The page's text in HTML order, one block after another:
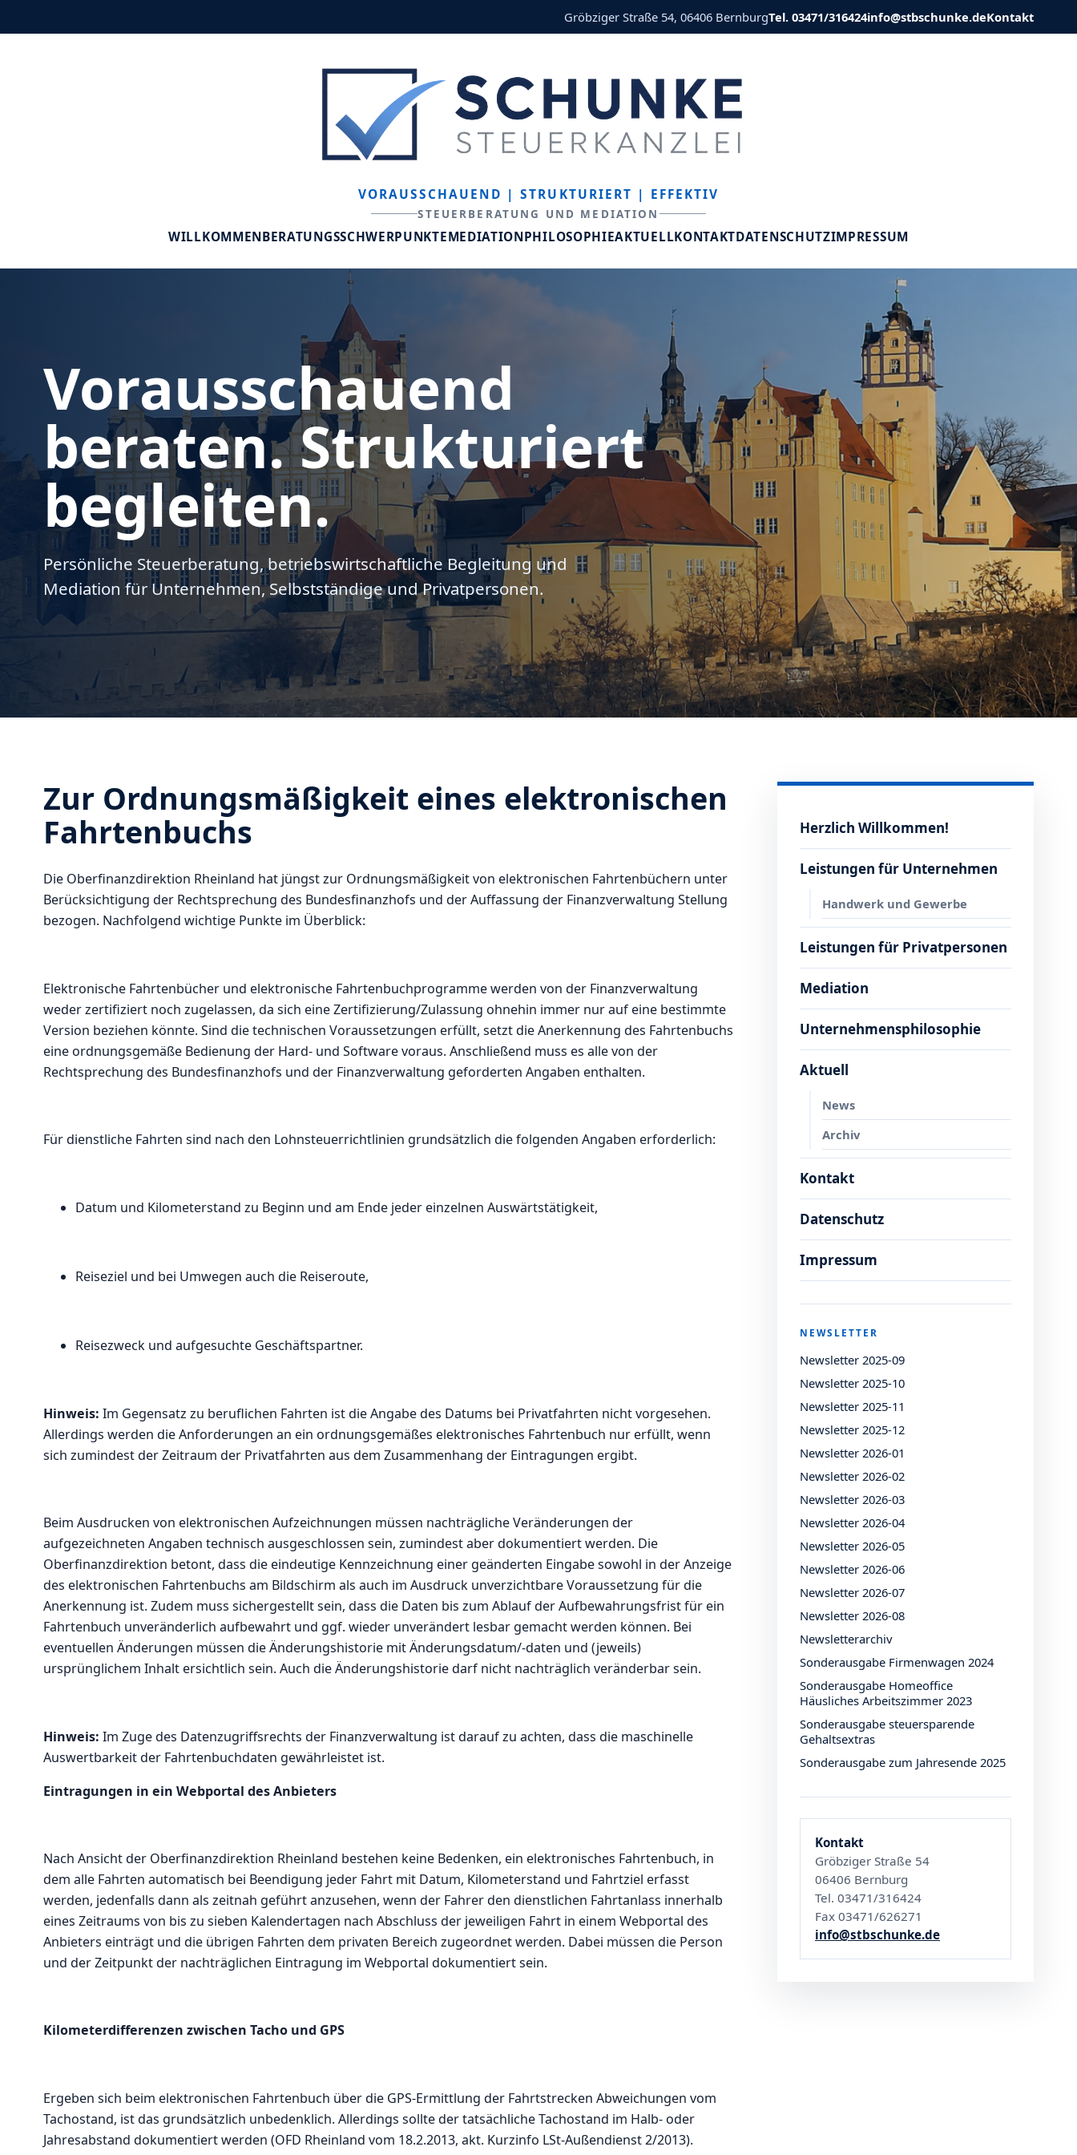
Gröbziger Straße 54, 06406 BernburgTel. 03471/316424info@stbschunke.deKontakt
VORAUSSCHAUEND | STRUKTURIERT | EFFEKTIV
STEUERBERATUNG UND MEDIATION
WILLKOMMENBERATUNGSSCHWERPUNKTEMEDIATIONPHILOSOPHIEAKTUELLKONTAKTDATENSCHUTZIMPRESSUM
Vorausschauend
beraten. Strukturiert
begleiten.
Persönliche Steuerberatung, betriebswirtschaftliche Begleitung und
Mediation für Unternehmen, Selbstständige und Privatpersonen.
Zur Ordnungsmäßigkeit eines elektronischen
Fahrtenbuchs
Die Oberfinanzdirektion Rheinland hat jüngst zur Ordnungsmäßigkeit von elektronischen Fahrtenbüchern unter
Berücksichtigung der Rechtsprechung des Bundesfinanzhofs und der Auffassung der Finanzverwaltung Stellung
bezogen. Nachfolgend wichtige Punkte im Überblick:
Elektronische Fahrtenbücher und elektronische Fahrtenbuchprogramme werden von der Finanzverwaltung
weder zertifiziert noch zugelassen, da sich eine Zertifizierung/Zulassung ohnehin immer nur auf eine bestimmte
Version beziehen könnte. Sind die technischen Voraussetzungen erfüllt, setzt die Anerkennung des Fahrtenbuchs
eine ordnungsgemäße Bedienung der Hard- und Software voraus. Anschließend muss es alle von der
Rechtsprechung des Bundesfinanzhofs und der Finanzverwaltung geforderten Angaben enthalten.
Für dienstliche Fahrten sind nach den Lohnsteuerrichtlinien grundsätzlich die folgenden Angaben erforderlich:
Datum und Kilometerstand zu Beginn und am Ende jeder einzelnen Auswärtstätigkeit,
Reiseziel und bei Umwegen auch die Reiseroute,
Reisezweck und aufgesuchte Geschäftspartner.
Hinweis: Im Gegensatz zu beruflichen Fahrten ist die Angabe des Datums bei Privatfahrten nicht vorgesehen.
Allerdings werden die Anforderungen an ein ordnungsgemäßes elektronisches Fahrtenbuch nur erfüllt, wenn
sich zumindest der Zeitraum der Privatfahrten aus dem Zusammenhang der Eintragungen ergibt.
Beim Ausdrucken von elektronischen Aufzeichnungen müssen nachträgliche Veränderungen der
aufgezeichneten Angaben technisch ausgeschlossen sein, zumindest aber dokumentiert werden. Die
Oberfinanzdirektion betont, dass die eindeutige Kennzeichnung einer geänderten Eingabe sowohl in der Anzeige
des elektronischen Fahrtenbuchs am Bildschirm als auch im Ausdruck unverzichtbare Voraussetzung für die
Anerkennung ist. Zudem muss sichergestellt sein, dass die Daten bis zum Ablauf der Aufbewahrungsfrist für ein
Fahrtenbuch unveränderlich aufbewahrt und ggf. wieder unverändert lesbar gemacht werden können. Bei
eventuellen Änderungen müssen die Änderungshistorie mit Änderungsdatum/-daten und (jeweils)
ursprünglichem Inhalt ersichtlich sein. Auch die Änderungshistorie darf nicht nachträglich veränderbar sein.
Hinweis: Im Zuge des Datenzugriffsrechts der Finanzverwaltung ist darauf zu achten, dass die maschinelle
Auswertbarkeit der Fahrtenbuchdaten gewährleistet ist.
Eintragungen in ein Webportal des Anbieters
Nach Ansicht der Oberfinanzdirektion Rheinland bestehen keine Bedenken, ein elektronisches Fahrtenbuch, in
dem alle Fahrten automatisch bei Beendigung jeder Fahrt mit Datum, Kilometerstand und Fahrtziel erfasst
werden, jedenfalls dann als zeitnah geführt anzusehen, wenn der Fahrer den dienstlichen Fahrtanlass innerhalb
eines Zeitraums von bis zu sieben Kalendertagen nach Abschluss der jeweiligen Fahrt in einem Webportal des
Anbieters einträgt und die übrigen Fahrten dem privaten Bereich zugeordnet werden. Dabei müssen die Person
und der Zeitpunkt der nachträglichen Eintragung im Webportal dokumentiert sein.
Kilometerdifferenzen zwischen Tacho und GPS
Ergeben sich beim elektronischen Fahrtenbuch über die GPS-Ermittlung der Fahrtstrecken Abweichungen vom
Tachostand, ist das grundsätzlich unbedenklich. Allerdings sollte der tatsächliche Tachostand im Halb- oder
Jahresabstand dokumentiert werden (OFD Rheinland vom 18.2.2013, akt. Kurzinfo LSt-Außendienst 2/2013).
Herzlich Willkommen!
Leistungen für Unternehmen
Handwerk und Gewerbe
Leistungen für Privatpersonen
Mediation
Unternehmensphilosophie
Aktuell
News
Archiv
Kontakt
Datenschutz
Impressum
NEWSLETTER
Newsletter 2025-09
Newsletter 2025-10
Newsletter 2025-11
Newsletter 2025-12
Newsletter 2026-01
Newsletter 2026-02
Newsletter 2026-03
Newsletter 2026-04
Newsletter 2026-05
Newsletter 2026-06
Newsletter 2026-07
Newsletter 2026-08
Newsletterarchiv
Sonderausgabe Firmenwagen 2024
Sonderausgabe Homeoffice
Häusliches Arbeitszimmer 2023
Sonderausgabe steuersparende
Gehaltsextras
Sonderausgabe zum Jahresende 2025
Kontakt
Gröbziger Straße 54
06406 Bernburg
Tel. 03471/316424
Fax 03471/626271
info@stbschunke.de